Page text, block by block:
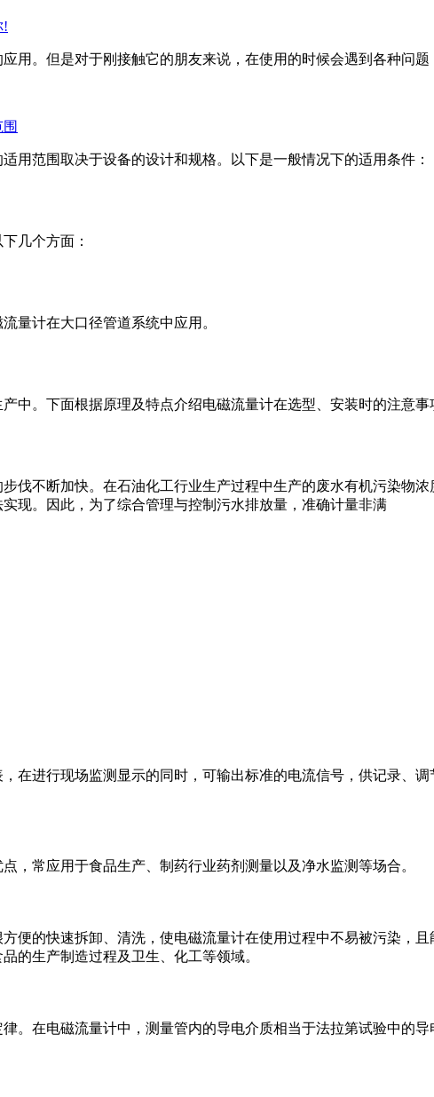
!
用。但是对于刚接触它的朋友来说，在使用的时候会遇到各种问
用范围取决于设备的设计和规格。以下是一般情况下的适用条件：
几个方面：
量计​在大口径管道系统中应用。
中。下面根据原理及特点介绍电磁流量计在选型、安装时的注意事
伐不断加快。在石油化工行业生产过程中生产的废水有机污染物
现。因此，为了综合管理与控制污水排放量，准确计量非满
在进行现场监测显示的同时，可输出标准的电流信号，供记录、
，常应用于食品生产、制药行业药剂测量以及净水监测等场合。
便的快速拆卸、清洗，使电磁流量计在使用过程中不易被污染，
的生产制造过程及卫生、化工等领域。
。在电磁流量计中，测量管内的导电介质相当于法拉第试验中的